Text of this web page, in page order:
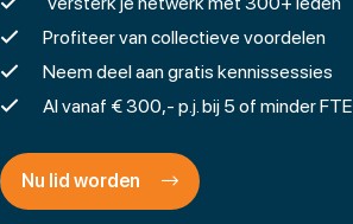
Profiteer van collectieve voordelen
Neem deel aan gratis kennissessies
Al vanaf € 300,- p.j. bij 5 of minder FTE
Nu lid worden